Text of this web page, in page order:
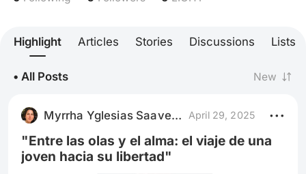
Highlight Articles Stories Discussions Lists
• All Posts New
Myrrha Yglesias Saavedra April 29, 2025
"Entre las olas y el alma: el viaje de una
joven hacia su libertad"